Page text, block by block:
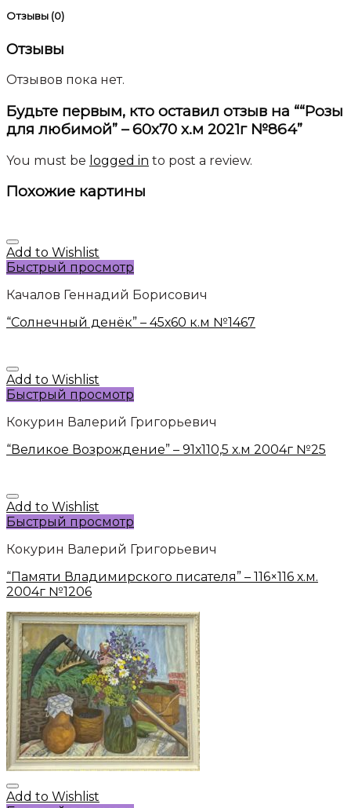
Отзывы (0)
Отзывы
Отзывов пока нет.
Будьте первым, кто оставил отзыв на ““Розы
для любимой” – 60х70 х.м 2021г №864”
You must be logged in to post a review.
Похожие картины
Add to Wishlist
Быстрый просмотр
Качалов Геннадий Борисович
“Солнечный денёк” – 45х60 к.м №1467
Add to Wishlist
Быстрый просмотр
Кокурин Валерий Григорьевич
“Великое Возрождение” – 91х110,5 х.м 2004г №25
Add to Wishlist
Быстрый просмотр
Кокурин Валерий Григорьевич
“Памяти Владимирского писателя” – 116×116 х.м.
2004г №1206
Add to Wishlist